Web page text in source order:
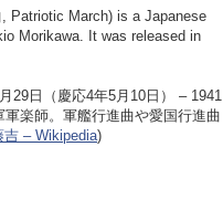
Patriotic March) is a Japanese
Morikawa. It was released in
29日（慶応4年5月10日） – 1941
楽師。軍艦行進曲や愛国行進曲
吉 – Wikipedia)